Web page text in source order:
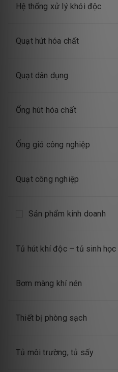
Hệ thống xử lý khói độc
Quạt hút hóa chất
Quạt dân dụng
Ống hút hóa chất
Ống gió công nghiệp
Quạt công nghiệp
Sản phẩm kinh doanh
Tủ hút khí độc – tủ sinh học
Bơm màng khí nén
Thiết bị phòng sạch
Tủ môi trường, tủ sấy